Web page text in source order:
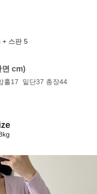
+ 스판 5
면 cm)
홀17 밑단37 총장44